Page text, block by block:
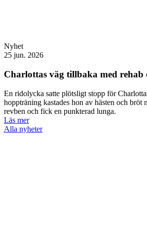
Nyhet
25 jun. 2026
Charlottas väg tillbaka med rehab
En ridolycka satte plötsligt stopp för
hoppträning kastades hon av hästen och bröt
revben och fick en punkterad lunga.
Läs mer
Alla nyheter